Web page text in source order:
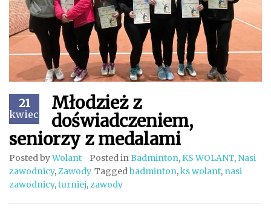
21
kwiecień
Młodzież z
doświadczeniem,
seniorzy z medalami
Posted byWolant Posted inBadminton, KS WOLANT, Nasi
zawodnicy,Zawody Taggedbadminton,ks wolant, nasi
zawodnicy,turniej,zawody